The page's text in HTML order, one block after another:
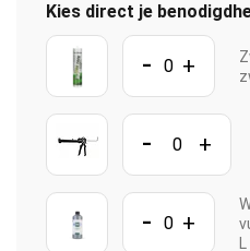
Kies direct je
- +
- +
- +